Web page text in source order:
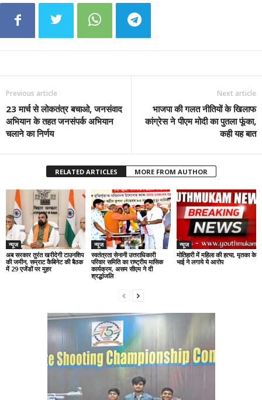
Previous article
23 मार्च से लोकतंत्र बचाओ, जनसंवाद
अभियान के तहत जनसंपर्क अभियान
चलाने का निर्णय
Next article
भाजपा की गलत नीतियों के खिलाफ
कांग्रेस ने पीएम मोदी का पुतला फूंका,
कही यह बात
RELATED ARTICLES MORE FROM AUTHOR
न्यूज
अब सरकार तुरंत खरीदेगी टाउनशिप
की जमीन, सम्राट कैबिनेट की बैठक
में 29 एजेंडों पर मुहर
न्यूज
स्वतंत्रता सेनानी उत्तराधिकारी
परिवार समिति का राष्ट्रीय मासिक
कार्यक्रम, असम सीएम ने दी
श्रद्धांजलि
न्यूज
मोतिहारी में महिला की हत्या, मृतका के
भाई ने लगाये ये आरोप